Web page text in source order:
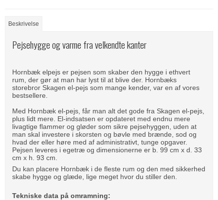
Beskrivelse
Pejsehygge og varme fra velkendte kanter
Hornbæk elpejs er pejsen som skaber den hygge i ethvert
rum, der gør at man har lyst til at blive der. Hornbæks
storebror Skagen el-pejs som mange kender, var en af vores
bestsellere.
Med Hornbæk el-pejs, får man alt det gode fra Skagen el-pejs,
plus lidt mere. El-indsatsen er opdateret med endnu mere
livagtige flammer og gløder som sikre pejsehyggen, uden at
man skal investere i skorsten og bøvle med brænde, sod og
hvad der eller høre med af administrativt, tunge opgaver.
Pejsen leveres i egetræ og dimensionerne er b. 99 cm x d. 33
cm x h. 93 cm.
Du kan placere Hornbæk i de fleste rum og den med sikkerhed
skabe hygge og glæde, lige meget hvor du stiller den.
Tekniske data på omramning: